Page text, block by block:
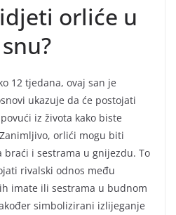
orliće u
12 tjedana, ovaj san je
ukazuje da će postojati
iz života kako biste
orlići mogu biti
i sestrama u gnijezdu. To
rivalski odnos među
imate ili sestrama u budnom
simbolizirani izlijeganje